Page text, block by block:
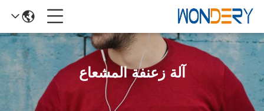
آلة زعنفة المشعاع